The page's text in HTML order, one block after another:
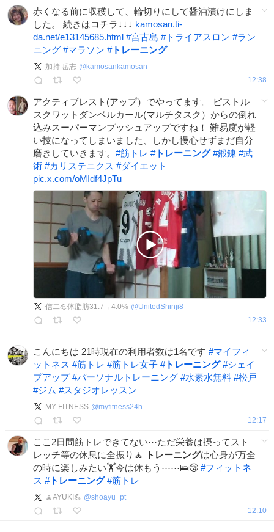
赤くなる前に収穫して、輪切りにして醤油漬けにしま
した。 続きはコチラ↓↓↓ kamosan.ti-
da.net/e13145685.html #宮古島 #トライアスロン #ラン
ニング #マラソン #トレーニング
加持 岳志 @ kamosankamosan
12:38
アクティブレスト(アップ）でやってます。 ピストル
スクワットダンベルカール(マルチタスク）からの倒れ
込みスーパーマンプッシュアップですね！ 難易度が軽
い技になってしまいました、しかし慢心せずまだ自分
磨きしていきます。 #筋トレ #トレーニング #鍛錬 #武
術 #カリステニクス #ダイエット
pic.x.com/oMIdf4JpTu
信二💪体脂肪31.7→4.0% @UnitedShinji8
12:33
こんにちは 21時現在の利用者数は1名です #マイフィ
ットネス #筋トレ #筋トレ女子 #トレーニング #シェイ
プアップ #パーソナルトレーニング #水素水無料 #松戸
#ジム #スタジオレッスン
MY FITNESS @myfitness24h
12:17
ここ2日間筋トレできてない⋯ただ栄養は摂ってスト
レッチ等の休息に全振り🧘
トレーニングは心身が万全
の時に楽しみたい🏋️今は休もう⋯⋯🛌😴 #フィットネ
ス #トレーニング #筋トレ
🧘AYUKI💪 @shoayu_pt
12:10